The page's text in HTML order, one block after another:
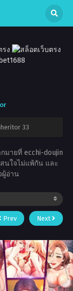
33
มายที่ ecchi-doujin
นใจไม่แพ้กัน และ
ผู้อ่าน
Prev Next